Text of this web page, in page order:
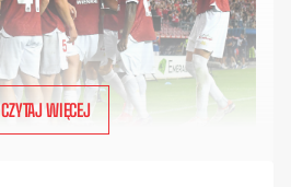
CZYTAJ WIĘCEJ